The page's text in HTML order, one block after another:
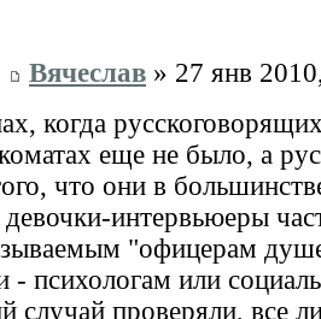
Вячеслав » 27 янв
когда
еще не было, а
что они в
интервьюеры
"офицерам
- психологам или
случай проверяли, все